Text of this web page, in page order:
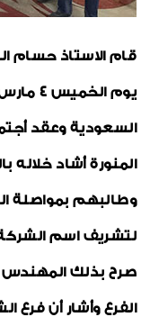
قام الاستاذ حسام
يوم
السعودية وعقد
المنورة أشاد خلاله
وطالبهم بمواصلة
لتشريف اسم
صرح بذلك المهندس